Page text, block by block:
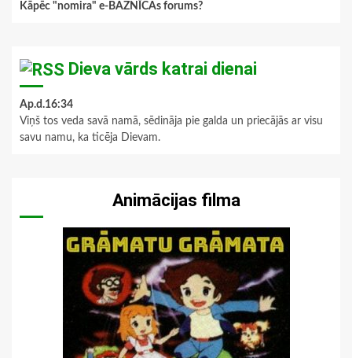
Kāpēc "nomira" e-BAZNĪCAs forums?
Dieva vārds katrai dienai
Ap.d.16:34
Viņš tos veda savā namā, sēdināja pie galda un priecājās ar visu
savu namu, ka ticēja Dievam.
Animācijas filma